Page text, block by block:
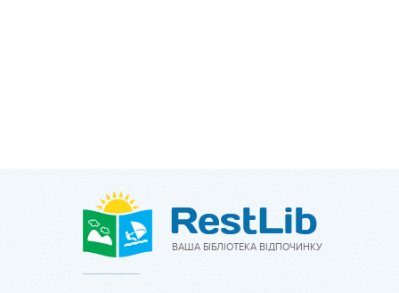
ВАША БІБЛІОТЕКА ВІДПОЧИНКУ